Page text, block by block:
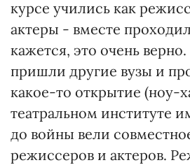
курсе учились как
актеры - вместе
кажется, это очень
пришли другие вузы и
какое-то открытие (ноу-
театральном институте
до войны вели
режиссеров и актеров.